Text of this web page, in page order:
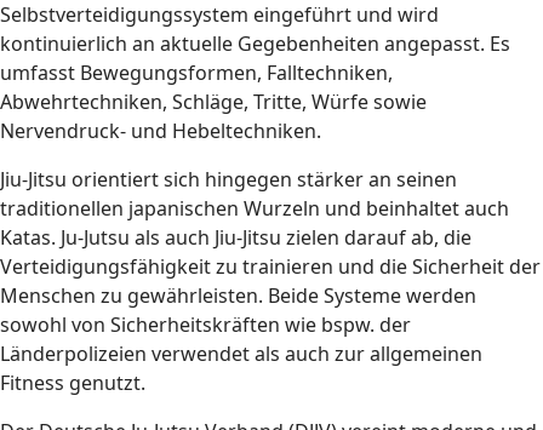
Selbstverteidigungssystem eingeführt und wird
kontinuierlich an aktuelle Gegebenheiten angepasst. Es
umfasst Bewegungsformen, Falltechniken,
Abwehrtechniken, Schläge, Tritte, Würfe sowie
Nervendruck- und Hebeltechniken.
Jiu-Jitsu orientiert sich hingegen stärker an seinen
traditionellen japanischen Wurzeln und beinhaltet auch
Katas. Ju-Jutsu als auch Jiu-Jitsu zielen darauf ab, die
Verteidigungsfähigkeit zu trainieren und die Sicherheit der
Menschen zu gewährleisten. Beide Systeme werden
sowohl von Sicherheitskräften wie bspw. der
Länderpolizeien verwendet als auch zur allgemeinen
Fitness genutzt.